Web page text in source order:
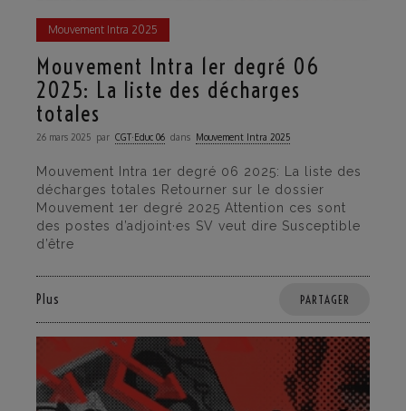
Mouvement Intra 2025
Mouvement Intra 1er degré 06
2025: La liste des décharges
totales
26 mars 2025 par CGT·Educ 06 dans Mouvement Intra 2025
Mouvement Intra 1er degré 06 2025: La liste des
décharges totales Retourner sur le dossier
Mouvement 1er degré 2025 Attention ces sont
des postes d’adjoint·es SV veut dire Susceptible
d’être
Plus PARTAGER